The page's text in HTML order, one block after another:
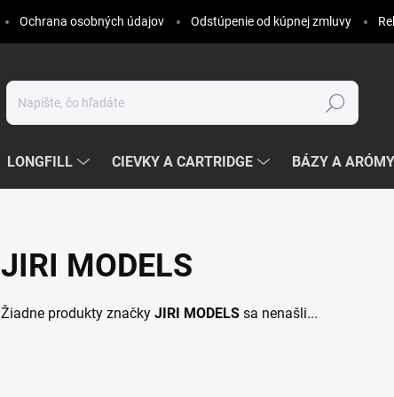
Ochrana osobných údajov Odstúpenie od kúpnej zmluvy
Hľadať
LONGFILL CIEVKY A CARTRIDGE BÁZY A ARÓMY
JIRI MODELS
Žiadne produkty značky JIRI MODELS sa nenašli...